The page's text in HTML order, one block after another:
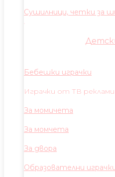
Сушилници, четки за
Бебешки играчки
Играчки от ТВ реклами
За момичета
За момчета
За двора
Образователни